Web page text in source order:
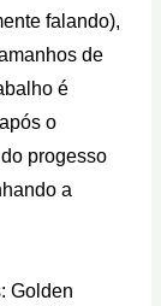
falando),
de
é
o
progesso
a
Golden